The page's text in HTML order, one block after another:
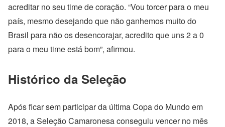
acreditar no seu time de coração. “Vou torcer para o meu
país, mesmo desejando que não ganhemos muito do
Brasil para não os desencorajar, acredito que uns 2 a 0
para o meu time está bom”, afirmou.
Histórico da Seleção
Após ficar sem participar da última Copa do Mundo em
2018, a Seleção Camaronesa conseguiu vencer no mês